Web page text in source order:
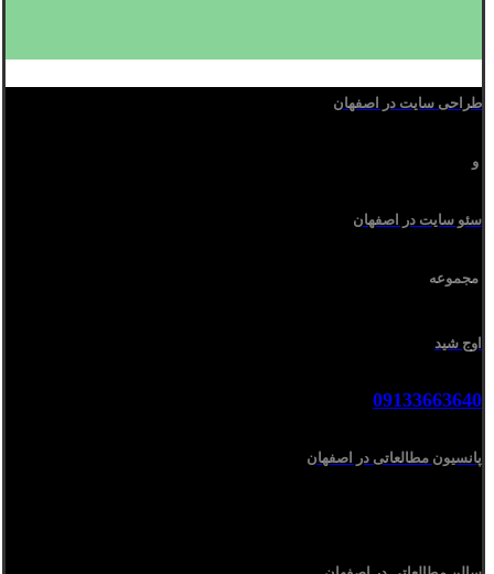
طراحی سایت در اصفهان
و
سئو سایت در اصفهان
مجموعه
اوج شید
09133663640
پانسیون مطالعاتی در اصفهان